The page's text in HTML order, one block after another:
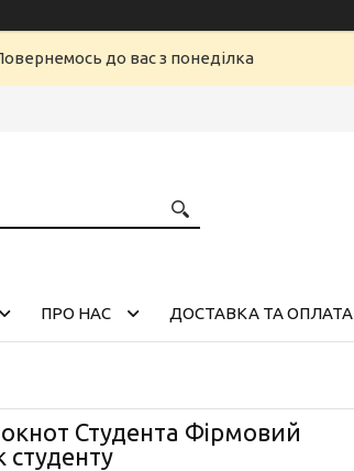
до вас з понеділка
ПРО НАС ДОСТАВКА ТА ОПЛАТА
Студента Фірмовий